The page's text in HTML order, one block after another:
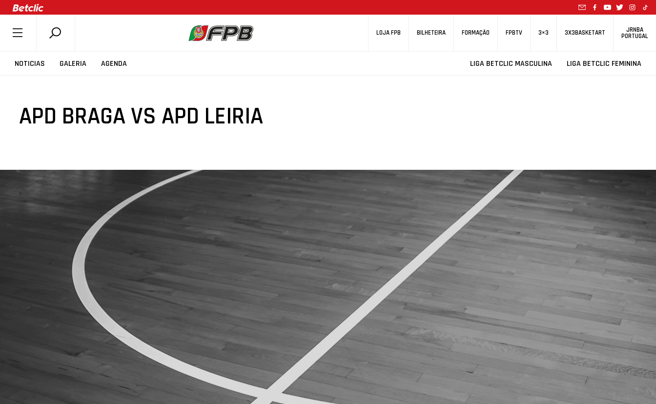
LOJA FPB BILHETEIRA FORMAÇÃO FPBTV 3×3 3X3BASKETART JRNBA
PORTUGAL
NOTICIAS GALERIA AGENDA LIGA BETCLIC MASCULINA LIGA BETCLIC FEMININA
SOBRE A FPB
COMPETIÇÕES
ASSOCIAÇÕES
AGENDA
MINIBASQUETE
ÁREA TÉCNICA
PROJETOS
APD BRAGA VS APD LEIRIA